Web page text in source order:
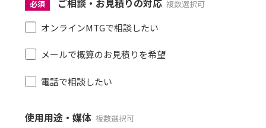
必須 複数選択可
オンラインMTGで相談したい
メールで概算のお見積りを希望
電話で相談したい
使用用途・媒体 複数選択可